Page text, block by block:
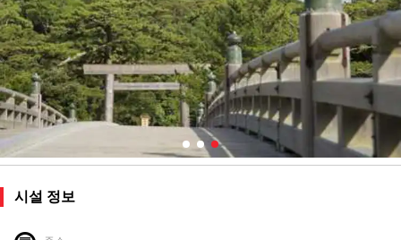
시설 정보